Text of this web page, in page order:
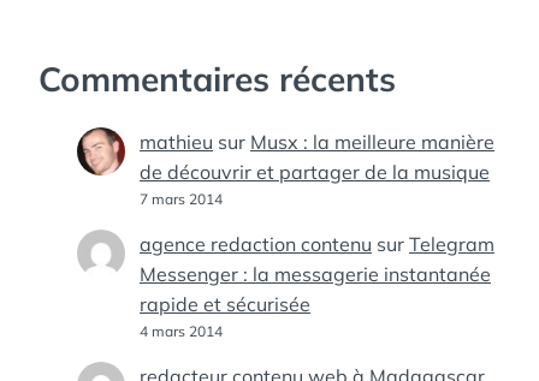
Commentaires récents
mathieu sur Musx : la meilleure manière
de découvrir et partager de la musique
7 mars 2014
agence redaction contenu sur Telegram
Messenger : la messagerie instantanée
rapide et sécurisée
4 mars 2014
redacteur contenu web à Madagascar